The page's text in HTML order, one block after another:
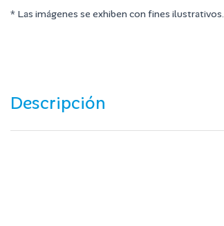
* Las imágenes se exhiben con fines ilustrativos.
Descripción